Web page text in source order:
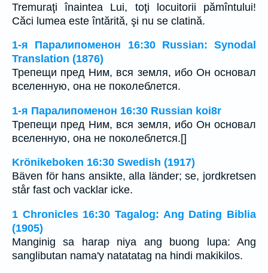
Tremuraţi înaintea Lui, toţi locuitorii pămîntului!
Căci lumea este întărită, şi nu se clatină.
1-я Паралипоменон 16:30 Russian: Synodal
Translation (1876)
Трепещи пред Ним, вся земля, ибо Он основал
вселенную, она не поколеблется.
1-я Паралипоменон 16:30 Russian koi8r
Трепещи пред Ним, вся земля, ибо Он основал
вселенную, она не поколеблется.[]
Krönikeboken 16:30 Swedish (1917)
Bäven för hans ansikte, alla länder; se, jordkretsen
står fast och vacklar icke.
1 Chronicles 16:30 Tagalog: Ang Dating Biblia
(1905)
Manginig sa harap niya ang buong lupa: Ang
sanglibutan nama'y natatatag na hindi makikilos.